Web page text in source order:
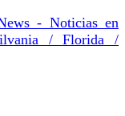
- Noticias en
/ Florida /